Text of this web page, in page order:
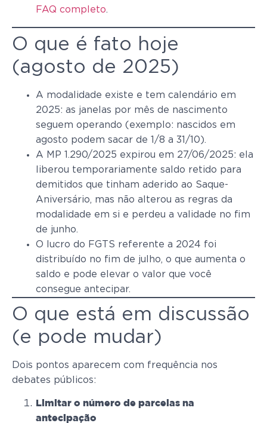
FAQ completo.
O que é fato hoje
(agosto de 2025)
A modalidade existe e tem calendário em
2025: as janelas por mês de nascimento
seguem operando (exemplo: nascidos em
agosto podem sacar de 1/8 a 31/10).
A MP 1.290/2025 expirou em 27/06/2025: ela
liberou temporariamente saldo retido para
demitidos que tinham aderido ao Saque-
Aniversário, mas não alterou as regras da
modalidade em si e perdeu a validade no fim
de junho.
O lucro do FGTS referente a 2024 foi
distribuído no fim de julho, o que aumenta o
saldo e pode elevar o valor que você
consegue antecipar.
O que está em discussão
(e pode mudar)
Dois pontos aparecem com frequência nos
debates públicos:
Limitar o número de parcelas na
antecipação